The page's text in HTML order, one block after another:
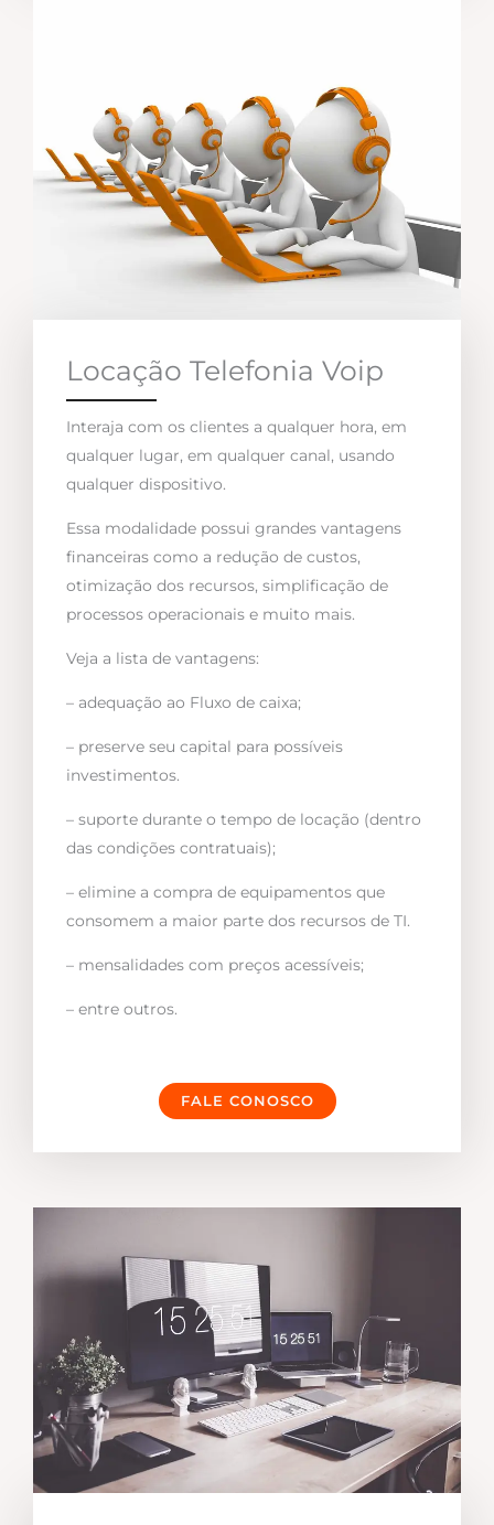
Locação Telefonia Voip
Interaja com os clientes a qualquer hora, em
qualquer lugar, em qualquer canal, usando
qualquer dispositivo.
Essa modalidade possui grandes vantagens
financeiras como a redução de custos,
otimização dos recursos, simplificação de
processos operacionais e muito mais.
Veja a lista de vantagens:
– adequação ao Fluxo de caixa;
– preserve seu capital para possíveis
investimentos.
– suporte durante o tempo de locação (dentro
das condições contratuais);
– elimine a compra de equipamentos que
consomem a maior parte dos recursos de TI.
– mensalidades com preços acessíveis;
– entre outros.
FALE CONOSCO